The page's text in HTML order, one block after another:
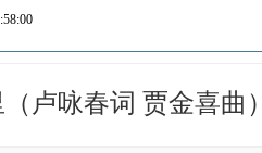
卢咏春词 贾金喜曲）